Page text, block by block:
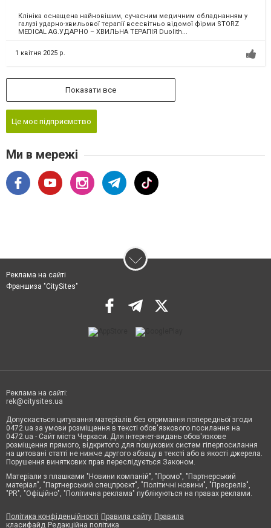
Клініка оснащена найновішим, сучасним медичним обладнанням у
галузі ударно-хвильової терапії всесвітньо відомої фірми STORZ
MEDICAL AG.УДАРНО – ХВИЛЬНА ТЕРАПІЯ Duolith...
1 квітня 2025 р.
Показати все
Це моє підприємство
Ми в мережі
Реклама на сайті
Франшиза "CitySites"
Реклама на сайті:
rek@citysites.ua
Допускається цитування матеріалів без отримання попередньої згоди
0472.ua за умови розміщення в тексті обов'язкового посилання на
0472.ua - Сайт міста Черкаси. Для інтернет-видань обов'язкове
розміщення прямого, відкритого для пошукових систем гіперпосилання
на цитовані статті не нижче другого абзацу в тексті або в якості джерела.
Порушення виняткових прав переслідується Законом.
Матеріали з плашками "Новини компаній", "Промо", "Партнерський
матеріал", "Партнерський спецпроєкт", "Політичні новини", "Пресреліз",
"PR", "Офіційно", "Політична реклама" публікуються на правах реклами.
Політика конфіденційності Правила сайту Правила
класифайд Редакційна політика